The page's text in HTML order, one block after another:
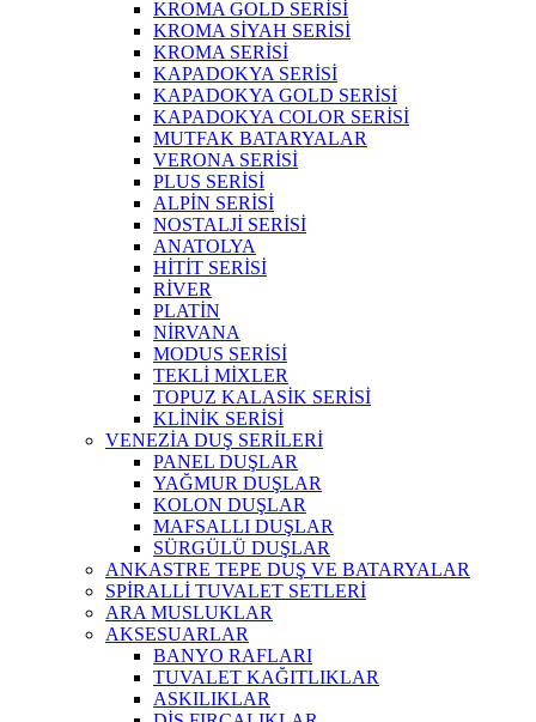
KROMA GOLD SERİSİ
KROMA SİYAH SERİSİ
KROMA SERİSİ
KAPADOKYA SERİSİ
KAPADOKYA GOLD SERİSİ
KAPADOKYA COLOR SERİSİ
MUTFAK BATARYALAR
VERONA SERİSİ
PLUS SERİSİ
ALPİN SERİSİ
NOSTALJİ SERİSİ
ANATOLYA
HİTİT SERİSİ
RİVER
PLATİN
NİRVANA
MODUS SERİSİ
TEKLİ MİXLER
TOPUZ KALASİK SERİSİ
KLİNİK SERİSİ
VENEZİA DUŞ SERİLERİ
PANEL DUŞLAR
YAĞMUR DUŞLAR
KOLON DUŞLAR
MAFSALLI DUŞLAR
SÜRGÜLÜ DUŞLAR
ANKASTRE TEPE DUŞ VE BATARYALAR
SPİRALLİ TUVALET SETLERİ
ARA MUSLUKLAR
AKSESUARLAR
BANYO RAFLARI
TUVALET KAĞITLIKLAR
ASKILIKLAR